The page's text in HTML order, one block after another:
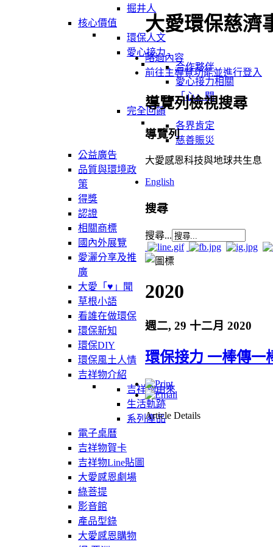
掘井人
核心價值
環保人文
愛心接力
合作夥伴
愛心接力相關
「心」聞
完全回饋
各界肯定
慈善賑災
公益廣告
品質與環境政
策
得獎
認證
相關商標
國內外展覽
愛灑分享及推
廣
大愛「♥」聞
草根小語
看誰在做環保
環保新知
環保DIY
環保風土人情
吉祥物介紹
吉祥物由來
生活軌跡
系列產品
電子桌曆
吉祥物賀卡
吉祥物Line貼圖
大愛感恩劇場
綠菩提
影音館
產品型錄
大愛感恩購物
大愛環保慈濟
略過內容
前往主導覽功能並進行登入
導覽列檢視搜尋
導覽列
大愛感恩科技與地球共生息
English
搜尋
搜尋...
2020
週二, 29 十二月 2020
環保接力 一棒傳一
Article Details